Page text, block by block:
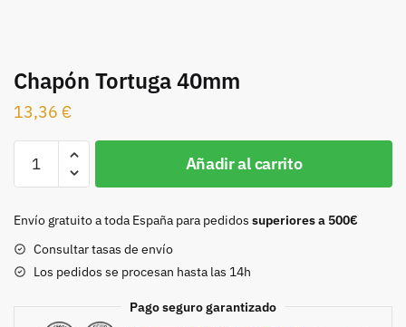
Chapón Tortuga 40mm
13,36 €
Tortuga
cantidad
Añadir al carrito
Envío gratuito a toda España para pedidos superiores a 500€
Consultar tasas de envío
Los pedidos se procesan hasta las 14h
Pago seguro garantizado